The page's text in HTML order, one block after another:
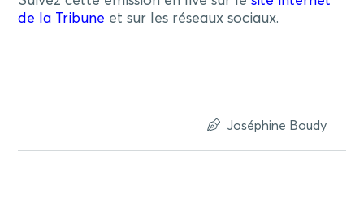
de la Tribune et sur les réseaux sociaux.
Joséphine Boudy